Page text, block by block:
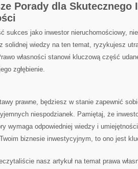
Porady dla⁤ Skutecznego
sukces jako inwestor⁤ nieruchomościowy,
solidnej wiedzy na ten temat, ryzykujesz
własności stanowi kluczową część
zgłębienie.
prawne, będziesz⁢ w stanie zapewnić
niespodzianek. Pamiętaj, że
wymaga odpowiedniej wiedzy i
biznesie ⁢inwestycyjnym, to ono jest
nasz artykuł na ‌temat prawa